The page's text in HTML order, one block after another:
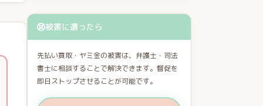
被害に遭ったら
先払い買取・ヤミ金の被害は、弁護士・司法
書士に相談することで解決できます。督促を
即日ストップさせることが可能です。